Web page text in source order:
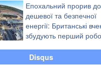
Епохальний прорив до
дешевої та безпечної
енергії: Британські
збудують перший
Disqus